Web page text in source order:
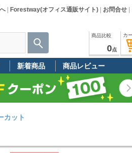
| Forestway(オフィス通販サイト) お問合せ
カ
商品比較
0点
新着商品 商品レビュー
カット